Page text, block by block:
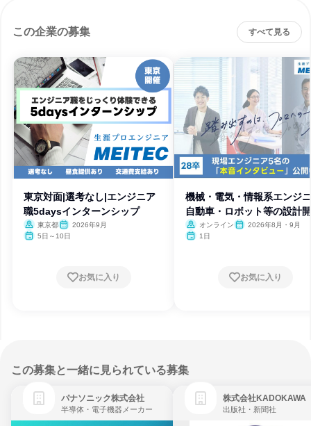
この企業の募集 すべて見る
東京対面|選考なし|エンジニア
職5daysインターンシップ
東京都
2026年9月
5日～10日
お気に入り
機械・電気・情報系エンジ
自動車・ロボット等の設計
オンライン
2026年8月・9月
1日
お気に入り
この募集と一緒に見られている募集
パナソニック株式会社
半導体・電子機器メーカー
株式会社KADOKAWA
出版社・新聞社